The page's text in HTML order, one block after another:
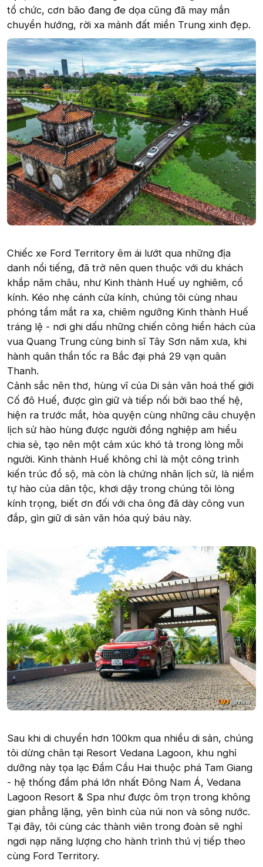
tổ chức, cơn bão đang đe dọa cũng đã may mắn
chuyển hướng, rời xa mảnh đất miền Trung xinh đẹp.
Chiếc xe Ford Territory êm ái lướt qua những địa
danh nổi tiếng, đã trở nên quen thuộc với du khách
khắp năm châu, như Kinh thành Huế uy nghiêm, cổ
kính. Kéo nhẹ cánh cửa kính, chúng tôi cùng nhau
phóng tầm mắt ra xa, chiêm ngưỡng Kinh thành Huế
tráng lệ - nơi ghi dấu những chiến công hiển hách của
vua Quang Trung cùng binh sĩ Tây Sơn năm xưa, khi
hành quân thần tốc ra Bắc đại phá 29 vạn quân
Thanh.
Cảnh sắc nên thơ, hùng vĩ của Di sản văn hoá thế giới
Cố đô Huế, được gìn giữ và tiếp nối bởi bao thế hệ,
hiện ra trước mắt, hòa quyện cùng những câu chuyện
lịch sử hào hùng được người đồng nghiệp am hiểu
chia sẻ, tạo nên một cảm xúc khó tả trong lòng mỗi
người. Kinh thành Huế không chỉ là một công trình
kiến trúc đồ sộ, mà còn là chứng nhân lịch sử, là niềm
tự hào của dân tộc, khơi dậy trong chúng tôi lòng
kính trọng, biết ơn đối với cha ông đã dày công vun
đắp, gìn giữ di sản văn hóa quý báu này.
Sau khi di chuyển hơn 100km qua nhiều di sản, chúng
tôi dừng chân tại Resort Vedana Lagoon, khu nghỉ
dưỡng này tọa lạc Đầm Cầu Hai thuộc phá Tam Giang
- hệ thống đầm phá lớn nhất Đông Nam Á, Vedana
Lagoon Resort & Spa như được ôm trọn trong không
gian phẳng lặng, yên bình của núi non và sông nước.
Tại đây, tôi cùng các thành viên trong đoàn sẽ nghỉ
ngơi nạp năng lượng cho hành trình thú vị tiếp theo
cùng Ford Territory.